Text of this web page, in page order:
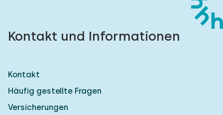
Kontakt und Informationen
Kontakt
Häufig gestellte Fragen
Versicherungen